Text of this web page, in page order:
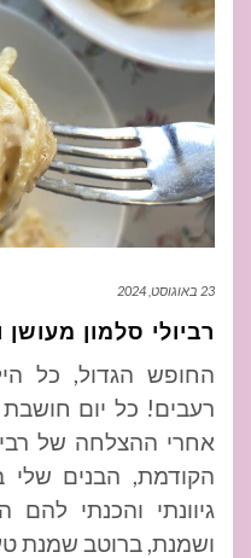
23 באוגוסט, 2024
רביולי סלמון
החופש הגדול, כל
רעבים! כל יום
אחרי ההצלחה של
הקודמת, הבנים שלי
גיוונתי והכנתי להם
ושמנת, ברוטב שמנת